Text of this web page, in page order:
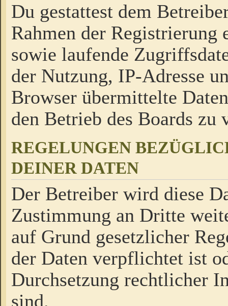
Du gestattest dem
Rahmen der Registrierung
sowie laufende
der Nutzung, IP-Adresse
Browser übermittelte
den Betrieb des Boards zu
REGELUNGEN
DEINER DATEN
Der Betreiber wird diese
Zustimmung an Dritte
auf Grund gesetzlicher
der Daten verpflichtet ist
Durchsetzung rechtlicher
sind.